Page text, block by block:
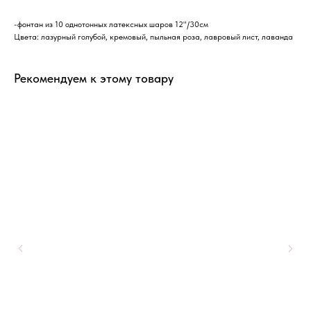
-фонтан из 10 однотонных латексных шаров 12"/30см
Цвета: лазурный голубой, кремовый, пыльная роза, лавровый лист, лаванда
Рекомендуем к этому товару